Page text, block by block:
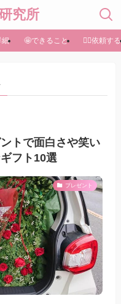
究所
細 🤩できること 🏃‍♀️依頼する
トで面白さや笑い
フト10選
プレゼント